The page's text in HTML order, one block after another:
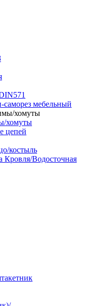
мебельный
хомуты
цепей
костыль
Кровля/Водосточная